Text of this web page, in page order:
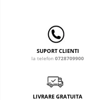
SUPORT CLIENTI
la telefon 0728709900
LIVRARE GRATUITA